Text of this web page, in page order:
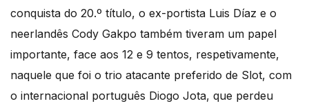
conquista do 20.º título, o ex-portista Luis Díaz e o
neerlandês Cody Gakpo também tiveram um papel
importante, face aos 12 e 9 tentos, respetivamente,
naquele que foi o trio atacante preferido de Slot, com
o internacional português Diogo Jota, que perdeu